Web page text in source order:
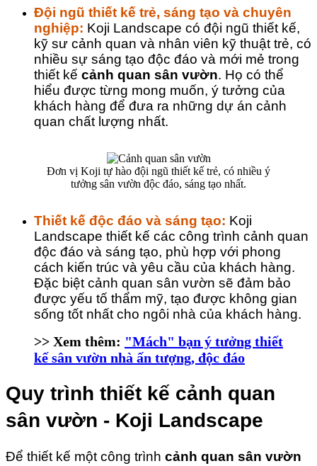
Đội ngũ thiết kế trẻ, sáng tạo và chuyên
nghiệp: Koji Landscape có đội ngũ thiết kế,
kỹ sư cảnh quan và nhân viên kỹ thuật trẻ, có
nhiều sự sáng tạo độc đáo và mới mẻ trong
thiết kế cảnh quan sân vườn. Họ có thể
hiểu được từng mong muốn, ý tưởng của
khách hàng để đưa ra những dự án cảnh
quan chất lượng nhất.
Đơn vị Koji tự hào đội ngũ thiết kế trẻ, có nhiều ý
tưởng sân vườn độc đáo, sáng tạo nhất.
Thiết kế độc đáo và sáng tạo: Koji
Landscape thiết kế các công trình cảnh quan
độc đáo và sáng tạo, phù hợp với phong
cách kiến trúc và yêu cầu của khách hàng.
Đặc biệt cảnh quan sân vườn sẽ đảm bảo
được yếu tố thẩm mỹ, tạo được không gian
sống tốt nhất cho ngôi nhà của khách hàng.
>> Xem thêm: "Mách" bạn ý tưởng thiết
kế sân vườn nhà ấn tượng, độc đáo
Quy trình thiết kế cảnh quan
sân vườn - Koji Landscape
Để thiết kế một công trình cảnh quan sân vườn